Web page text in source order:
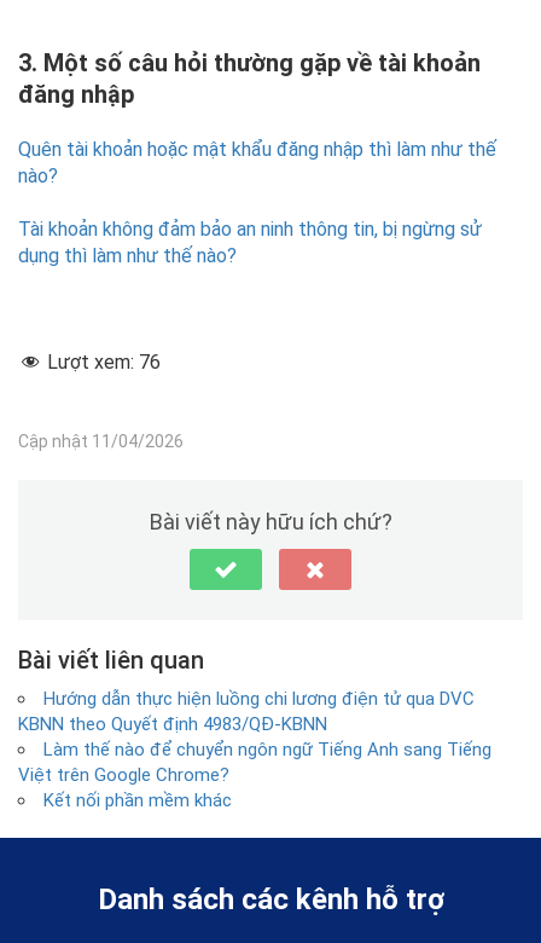
3. Một số câu hỏi thường gặp về tài khoản
đăng nhập
Quên tài khoản hoặc mật khẩu đăng nhập thì làm như thế
nào?
Tài khoản không đảm bảo an ninh thông tin, bị ngừng sử
dụng thì làm như thế nào?
Lượt xem: 76
Cập nhật 11/04/2026
Bài viết này hữu ích chứ?
Bài viết liên quan
Hướng dẫn thực hiện luồng chi lương điện tử qua DVC
KBNN theo Quyết định 4983/QĐ-KBNN
Làm thế nào để chuyển ngôn ngữ Tiếng Anh sang Tiếng
Việt trên Google Chrome?
Kết nối phần mềm khác
Danh sách các kênh hỗ trợ